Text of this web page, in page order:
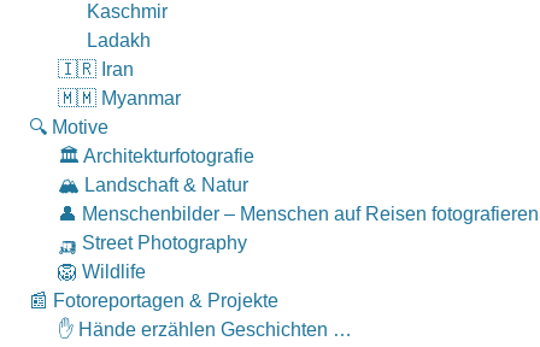
Kaschmir
Ladakh
🇮🇷 Iran
🇲🇲 Myanmar
🔍 Motive
🏛 Architekturfotografie
🏔 Landschaft & Natur
👤 Menschenbilder – Menschen auf Reisen fotografieren
🛺 Street Photography
🦁 Wildlife
📰 Fotoreportagen & Projekte
✋ Hände erzählen Geschichten …